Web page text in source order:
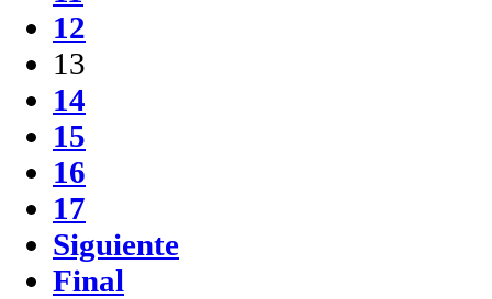
12
13
14
15
16
17
Siguiente
Final